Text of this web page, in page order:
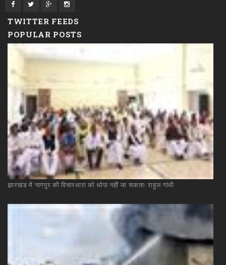
TWITTER FEEDS
POPULAR POSTS
झारखंड में नागपुर की विचारधारा को थोपा नहीं जा सकताः राहुल गांधी